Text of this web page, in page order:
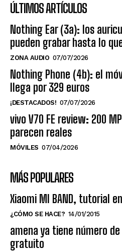
ÚLTIMOS ARTÍCULOS
Nothing Ear (3a): los
pueden grabar hasta lo
ZONA AUDIO 07/07/2026
Nothing Phone (4b): el
llega por 329 euros
¡DESTACADOS! 07/07/2026
vivo V70 FE review: 200
parecen reales
MÓVILES 07/04/2026
MÁS POPULARES
Xiaomi MI BAND, tutorial
¿CÓMO SE HACE? 14/01/2015
amena ya tiene número
gratuito